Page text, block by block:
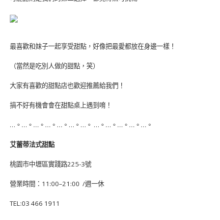
最喜歡和妹子一起享受甜點，好像把最愛都放在身邊一樣！
（當然是吃別人做的甜點，笑）
大家有喜歡的甜點店也歡迎推薦給我們！
搞不好有機會會在甜點桌上遇到唷！
…。…。…。…。…。…。…。 …。…。…。…。…。
艾蕾蒂法式甜點
桃園市中壢區實踐路225-3號
營業時間： 11:00–21:00 /週一休
TEL:03 466 1911